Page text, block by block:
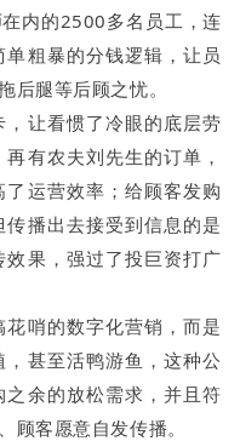
内的2500多名员工，连
粗暴的分钱逻辑，让员
后腿等后顾之忧。
让看惯了冷眼的底层劳
有农夫刘先生的订单，
运营效率；给顾客发购
播出去接受到信息的是
果，强过了投巨资打广
哨的数字化营销，而是
甚至活鸭游鱼，这种公
余的放松需求，并且符
顾客愿意自发传播。